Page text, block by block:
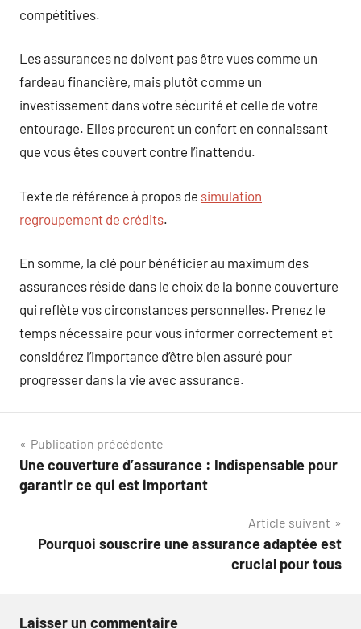
compétitives.
Les assurances ne doivent pas être vues comme un
fardeau financière, mais plutôt comme un
investissement dans votre sécurité et celle de votre
entourage. Elles procurent un confort en connaissant
que vous êtes couvert contre l’inattendu.
Texte de référence à propos de simulation
regroupement de crédits.
En somme, la clé pour bénéficier au maximum des
assurances réside dans le choix de la bonne couverture
qui reflète vos circonstances personnelles. Prenez le
temps nécessaire pour vous informer correctement et
considérez l’importance d’être bien assuré pour
progresser dans la vie avec assurance.
Navigation
de
Publication précédente
Une couverture d’assurance : Indispensable pour
garantir ce qui est important
Article suivant
Pourquoi souscrire une assurance adaptée est
crucial pour tous
Laisser un commentaire